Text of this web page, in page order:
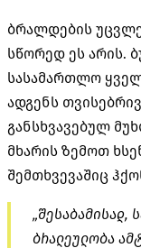
ბრალდების
სწორედ ეს არის.
სასამართლო
ადგენს
განსხვავებულ
მხარის ზემოთ
შემთხვევაშიც
„შესაბამისად,
ბრალეულობა